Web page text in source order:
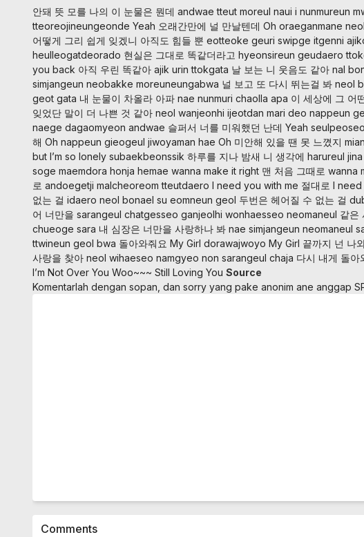
안돼 뜻 모를 나의 이 눈물은 뭔데 andwae tteut moreul naui i nunmureun
tteoreojineungeonde Yeah 오래간만에 널 만날텐데 Oh oraeganmane
어떻게 그리 쉽게 잊겠니 아직도 힘들 뿐 eotteoke geuri swipge itgenni
heulleogatdeorado 현실은 그대로 똑같더라고 hyeonsireun geudaero
you back 아직 우린 똑같아 ajik urin ttokgata 날 보는 니 웃음도 같아 nal
simjangeun neobakke moreuneungabwa 널 보고 또 다시 뛰는걸 봐 neol
geot gata 내 눈물이 차올라 아파 nae nunmuri chaolla apa 이 세상에 그 어
잊었단 말이 더 나쁜 것 같아 neol wanjeonhi ijeotdan mari deo nappeun
naege dagaomyeon andwae 슬퍼서 너를 미워했던 난데 Yeah
해 Oh nappeun gieogeul jiwoyaman hae Oh 미안해 있을 땐 못 느꼈지
but I’m so lonely subaekbeonssik 하루를 지나 밤새 니 생각에 harureul
soge maemdora honja hemae wanna make it right 맨 처음 그때로 wanna
로 andoegetji malcheoreom tteutdaero I need you with me 절대로 I
없는 걸 idaero neol bonael su eomneun geol 두번은 헤어질 수 없는 걸
어 너만을 sarangeul chatgesseo ganjeolhi wonhaesseo neomaneul 같은
chueoge sara 내 심장은 너만을 사랑하나 봐 nae simjangeun neomaneul
ttwineun geol bwa 돌아와줘요 My Girl dorawajwoyo My Girl 끝까지 넌 나
사랑을 찾아 neol wihaeseo namgyeo non sarangeul chaja 다시 내게 돌아
I’m Not Over You Woo~~~ Still Loving You Source
Komentarlah dengan sopan, dan sorry yang pake anonim ane anggap
Comments